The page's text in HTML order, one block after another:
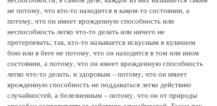
не потому, что кто-то находится в каком-то состоянии, а
потому, что он имеет врожденную способность или
неспособность легко что-то делать или ничего не
претерпевать; так, кто-то называется искусным в кулачном
бою или в беге не потому, что он находится в том или ином
состоянии, а потому, что он имеет врожденную способность
легко что-то делать, и здоровым – потому, что он имеет
врожденную способность не поддаваться легко действию
случайностей, а болезненным – потому, что он от природы